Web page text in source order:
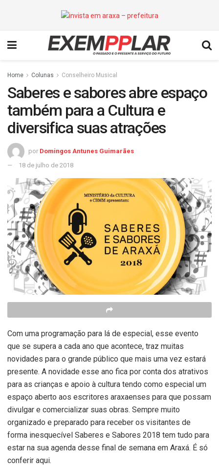
Home Colunas Conselheiro Musical
Saberes e sabores abre espaço
também para a Cultura e
diversifica suas atrações
por Domingos Antunes Guimarães
18 de julho de 2018
Com uma programação para lá de especial, esse evento
que se supera a cada ano que acontece, traz muitas
novidades para o grande público que mais uma vez estará
presente. A novidade esse ano fica por conta dos atrativos
para as crianças e apoio à cultura tendo como especial um
espaço aberto aos escritores araxaenses para que possam
divulgar e comercializar suas obras. Sempre muito
organizado e preparado para receber os visitantes de
forma inesquecível Saberes e Sabores 2018 tem tudo para
estar na sua agenda desse final de semana em Araxá. É só
conferir aqui.